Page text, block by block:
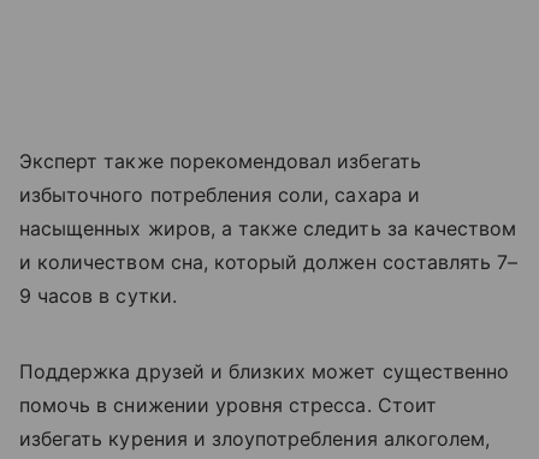
Эксперт также порекомендовал избегать
избыточного потребления соли, сахара и
насыщенных жиров, а также следить за качеством
и количеством сна, который должен составлять 7–
9 часов в сутки.
Поддержка друзей и близких может существенно
помочь в снижении уровня стресса. Стоит
избегать курения и злоупотребления алкоголем,